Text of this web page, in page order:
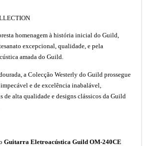
homenagem à história inicial do Guild,
excepcional, qualidade, e pela
amada do Guild.
a Colecção Westerly do Guild prossegue
e de excelência inabalável,
de alta qualidade e designs clássicos da Guild
Guitarra Eletroacústica Guild OM-240CE